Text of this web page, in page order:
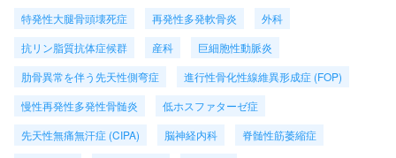
特発性大腿骨頭壊死症
再発性多発軟骨炎
外科
抗リン脂質抗体症候群
産科
巨細胞性動脈炎
肋骨異常を伴う先天性側弯症
進行性骨化性線維異形成症 (FOP)
慢性再発性多発性骨髄炎
低ホスファターゼ症
先天性無痛無汗症 (CIPA)
脳神経内科
脊髄性筋萎縮症